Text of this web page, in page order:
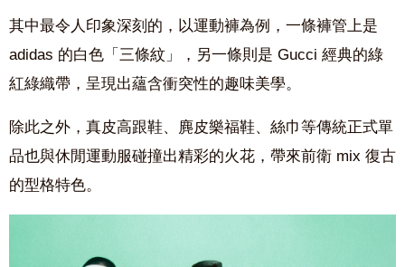
其中最令人印象深刻的，以運動褲為例，一條褲管上是
adidas 的白色「三條紋」，另一條則是 Gucci 經典的綠
紅綠織帶，呈現出蘊含衝突性的趣味美學。
除此之外，真皮高跟鞋、麂皮樂福鞋、絲巾等傳統正式單
品也與休閒運動服碰撞出精彩的火花，帶來前衛 mix 復古
的型格特色。